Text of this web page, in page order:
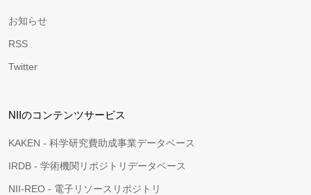
お知らせ
RSS
Twitter
NIIのコンテンツサービス
KAKEN - 科学研究費助成事業データベース
IRDB - 学術機関リポジトリデータベース
NII-REO - 電子リソースリポジトリ